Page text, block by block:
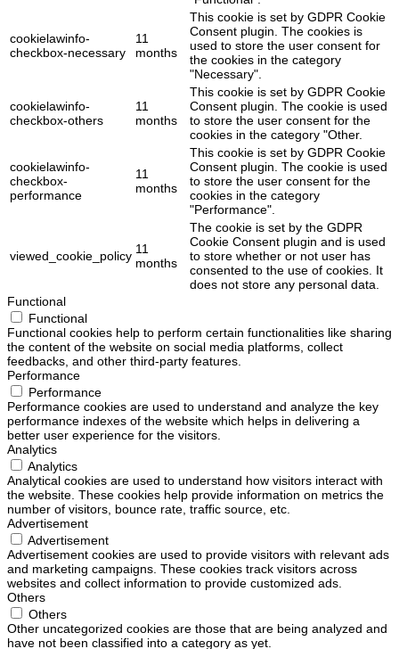
cookielawinfo-
checkbox-necessary
11
months
This cookie is set by GDPR Cookie
Consent plugin. The cookies is
used to store the user consent for
the cookies in the category
"Necessary".
cookielawinfo-
checkbox-others
11
months
This cookie is set by GDPR Cookie
Consent plugin. The cookie is used
to store the user consent for the
cookies in the category "Other.
cookielawinfo-
checkbox-
performance
11
months
This cookie is set by GDPR Cookie
Consent plugin. The cookie is used
to store the user consent for the
cookies in the category
"Performance".
viewed_cookie_policy 11
months
The cookie is set by the GDPR
Cookie Consent plugin and is used
to store whether or not user has
consented to the use of cookies. It
does not store any personal data.
Functional
Functional
Functional cookies help to perform certain functionalities like sharing
the content of the website on social media platforms, collect
feedbacks, and other third-party features.
Performance
Performance
Performance cookies are used to understand and analyze the key
performance indexes of the website which helps in delivering a
better user experience for the visitors.
Analytics
Analytics
Analytical cookies are used to understand how visitors interact with
the website. These cookies help provide information on metrics the
number of visitors, bounce rate, traffic source, etc.
Advertisement
Advertisement
Advertisement cookies are used to provide visitors with relevant ads
and marketing campaigns. These cookies track visitors across
websites and collect information to provide customized ads.
Others
Others
Other uncategorized cookies are those that are being analyzed and
have not been classified into a category as yet.